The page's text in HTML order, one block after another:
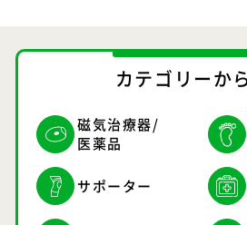
カテゴリーか
磁気治療器/
医薬品
サポーター